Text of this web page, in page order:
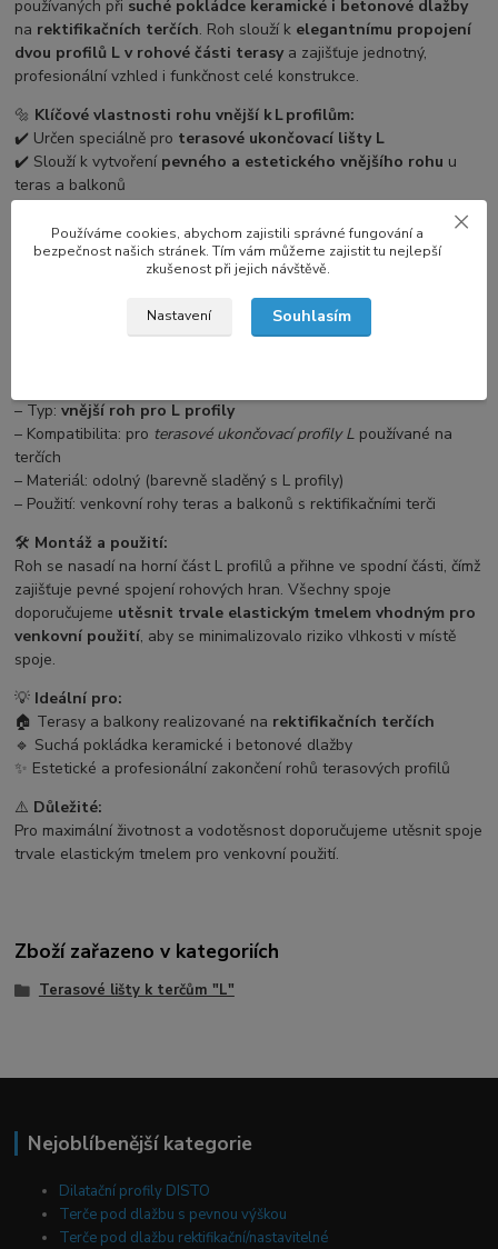
používaných při suché pokládce keramické i betonové dlažby
na rektifikačních terčích. Roh slouží k elegantnímu propojení
dvou profilů L v rohové části terasya zajišťuje jednotný,
profesionální vzhled i funkčnost celé konstrukce.
🔩 Klíčové vlastnosti rohu vnější k L profilům:
✔️ Určen speciálně pro terasové ukončovací lišty L
✔️ Slouží k vytvoření pevného a estetického vnějšího rohu u
teras a balkonů
rektifikačních terčích
✔️ Vyroben z odolného materiálu kompatibilního s hliníkovými
✔️ Esteticky ladí s profily L a podporuje jednotný design terasy
✔️ Zajišťuje přechod mezi rovným profilem a rohem bez ostrých
– Typ:vnější roh pro L profily
– Kompatibilita: pro terasové ukončovací profily L používané na
terčích
– Materiál: odolný (barevně sladěný s L profily)
– Použití: venkovní rohy teras a balkonů s rektifikačními terči
🛠️ Montáž a použití:
Roh se nasadí na horní část L profilů a přihne ve spodní části, čímž
zajišťuje pevné spojení rohových hran. Všechny spoje
doporučujeme utěsnit trvale elastickým tmelem vhodným pro
venkovní použití, aby se minimalizovalo riziko vlhkosti v místě
spoje.
💡 Ideální pro:
🏠 Terasy a balkony realizované na rektifikačních terčích
🔹 Suchá pokládka keramické i betonové dlažby
✨ Estetické a profesionální zakončení rohů terasových profilů
⚠️ Důležité:
Pro maximální životnost a vodotěsnost doporučujeme utěsnit spoje
trvale elastickým tmelem pro venkovní použití.
Zboží zařazeno v kategoriích
Terasové lišty k terčům "L"
Nejoblíbenější kategorie
Dilatační profily DISTO
Terče pod dlažbu s pevnou výškou
Terče pod dlažbu rektifikační/nastavitelné
Používáme cookies, abychom zajistili správné fungování a
bezpečnost našich stránek. Tím vám můžeme zajistit tu nejlepší
zkušenost při jejich návštěvě.
Nastavení Souhlasím